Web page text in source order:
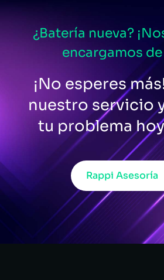
¿Batería nueva?
encargamos
¡No esperes
nuestro servicio
tu problema
Rappi Asesoría